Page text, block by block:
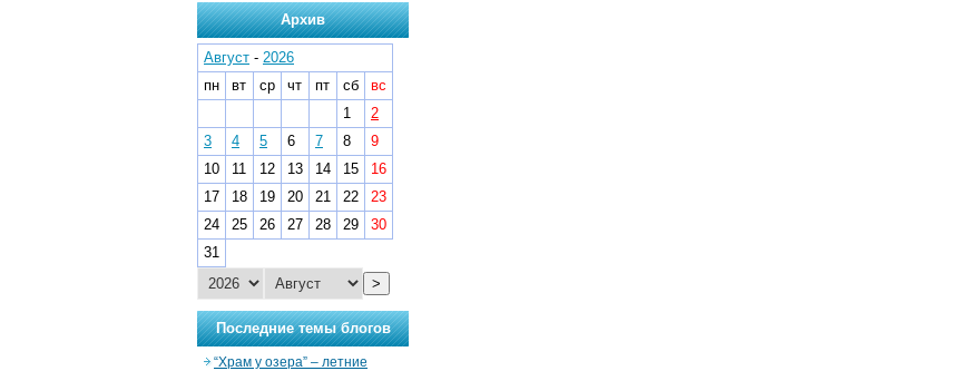
Архив
Август - 2026
пн
вт ср чт пт сб
вс
1
2
3
4 5 6 7 8
9
10
11 12 13 14 15
16
17
18 19 20 21 22
23
24
25 26 27 28 29
30
31
>
Последние темы блогов
“Храм у озера” – летние